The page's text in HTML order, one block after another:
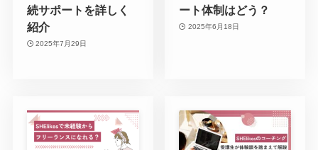
続サポートを詳しく
紹介
2025年7月29日
ート体制はどう？
2025年6月18日